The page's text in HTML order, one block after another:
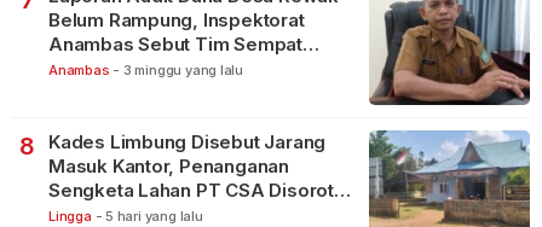
Belum Rampung, Inspektorat
Anambas Sebut Tim Sempat
Terbagi Tangani Kasus Lain
Anambas - 3 minggu yang lalu
8
Kades Limbung Disebut Jarang
Masuk Kantor, Penanganan
Sengketa Lahan PT CSA Disorot
Warga
Lingga - 5 hari yang lalu